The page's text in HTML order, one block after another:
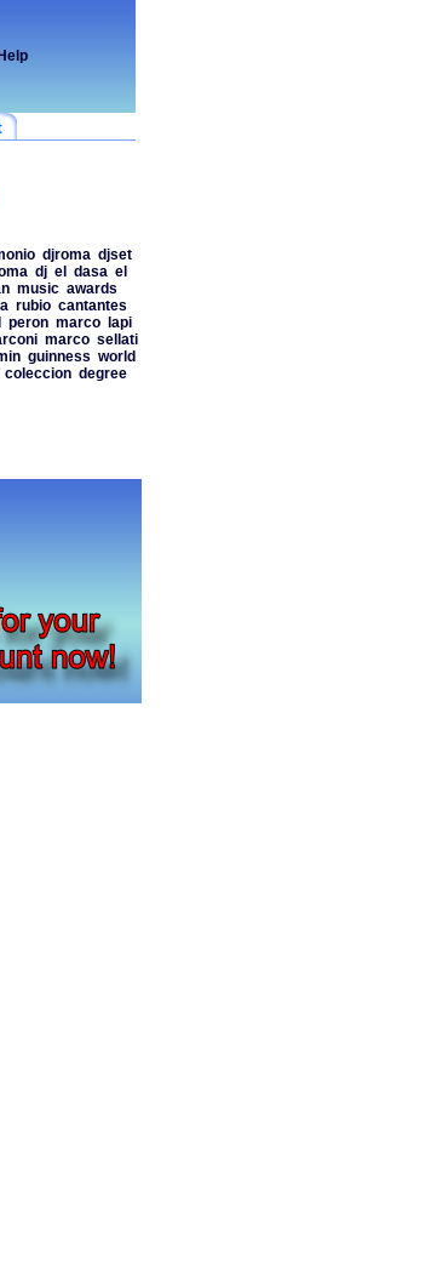
Help
djroma djset
dj el dasa el
music awards
rubio cantantes
peron marco
lapi
marco sellati
guinness world
coleccion degree